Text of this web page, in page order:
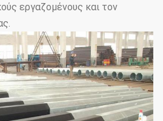
εργαζομένους και τον